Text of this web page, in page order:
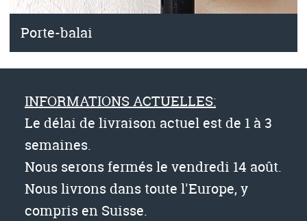
Porte-balai
INFORMATIONS ACTUELLES:
Le délai de livraison actuel est de 1 à 3
semaines.
Nous serons fermés le vendredi 14 août.
Nous livrons dans toute l'Europe, y
compris en Suisse.